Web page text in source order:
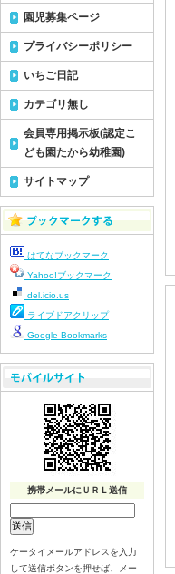
園児募集ページ
プライバシーポリシー
いちご日記
カテゴリ無し
会員専用掲示板(認定こ
ども園たから幼稚園)
サイトマップ
はてなブックマーク
Yahoo!ブックマーク
del.icio.us
ライブドアクリップ
Google Bookmarks
携帯メールにＵＲＬ送信
ケータイメールアドレスを入力
して送信ボタンを押せば、メー